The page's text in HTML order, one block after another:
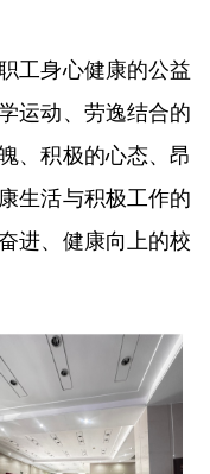
工身心健康的公益
运动、劳逸结合的
、积极的心态、昂
生活与积极工作的
进、健康向上的校